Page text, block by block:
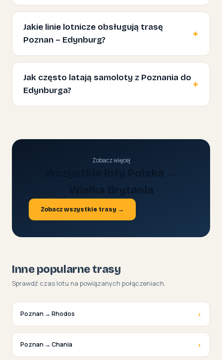
Jakie linie lotnicze obsługują trasę
Poznan – Edynburg?
Jak często latają samoloty z Poznania do
Edynburga?
Zobacz więcej
Wielka Brytania
Zobacz wszystkie trasy →
Inne popularne trasy
Sprawdź czas lotu na powiązanych połączeniach.
Poznan → Rhodos ›
Poznan → Chania ›